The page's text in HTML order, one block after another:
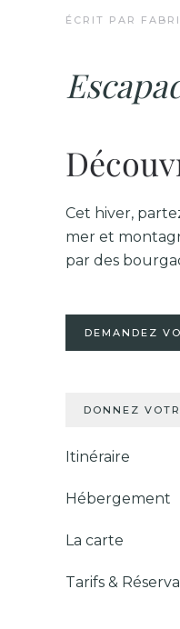
ÉCRIT PAR
Cet hiver,
mer et
par des
DEMANDEZ
DONNEZ
Itinéraire
Hébergement
La carte
Tarifs &